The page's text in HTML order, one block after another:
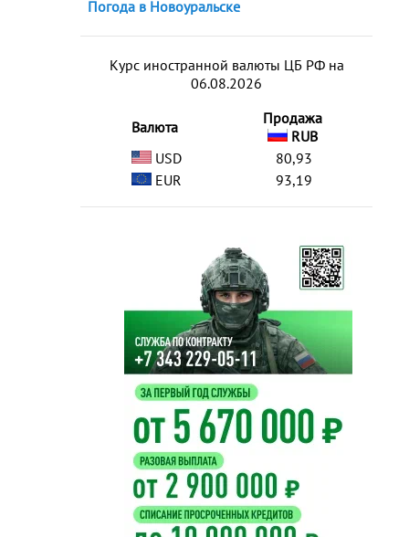
Погода в Новоуральске
Курс иностранной валюты ЦБ РФ на
06.08.2026
Валюта
Продажа
RUB
USD
80,93
EUR
93,19